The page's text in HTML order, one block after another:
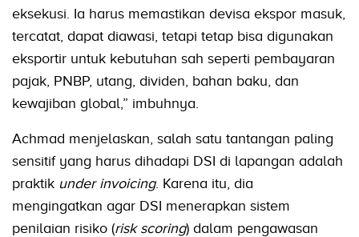
eksekusi. Ia harus memastikan devisa ekspor masuk,
tercatat, dapat diawasi, tetapi tetap bisa digunakan
eksportir untuk kebutuhan sah seperti pembayaran
pajak, PNBP, utang, dividen, bahan baku, dan
kewajiban global,” imbuhnya.
Achmad menjelaskan, salah satu tantangan paling
sensitif yang harus dihadapi DSI di lapangan adalah
praktik under invoicing. Karena itu, dia
mengingatkan agar DSI menerapkan sistem
penilaian risiko (risk scoring) dalam pengawasan